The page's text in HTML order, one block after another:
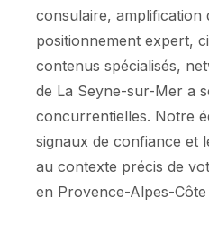
consulaire, amplification
positionnement expert,
contenus spécialisés,
de La Seyne-sur-Mer a
concurrentielles. Notre
signaux de confiance et
au contexte précis de
en Provence-Alpes-